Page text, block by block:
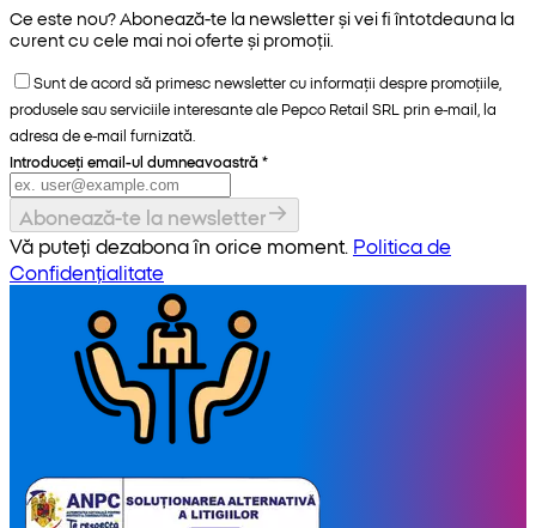
Ce este nou? Abonează-te la newsletter și vei fi întotdeauna la
curent cu cele mai noi oferte și promoții.
Sunt de acord să primesc newsletter cu informații despre promoțiile,
produsele sau serviciile interesante ale Pepco Retail SRL prin e-mail, la
adresa de e-mail furnizată.
Introduceți email-ul dumneavoastră *
Abonează-te la newsletter
Vă puteți dezabona în orice moment. Politica de
Confidențialitate